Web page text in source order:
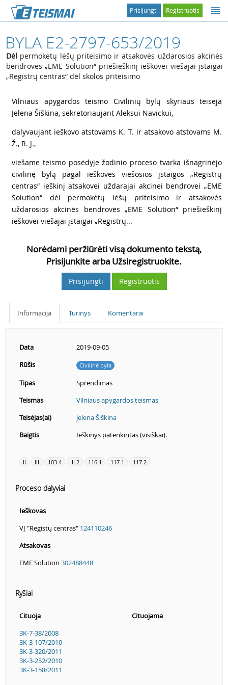
Registruotis
Prisijungti
BYLA E2-2797-653/2019
Dėl permokėtų lėšų priteisimo ir atsakovės uždarosios akcinės
bendrovės „EME Solution“ priešieškinį ieškovei viešajai įstaigai
„Registrų centras“ dėl skolos priteisimo
Vilniaus apygardos teismo Civilinių bylų skyriaus teisėja
Jelena Šiškina, sekretoriaujant Aleksui Navickui,
dalyvaujant ieškovo atstovams K. T. ir atsakovo atstovams M.
Ž., R. J.,
viešame teismo posėdyje žodinio proceso tvarka išnagrinėjo
civilinę bylą pagal ieškovės viešosios įstaigos „Registrų
centras“ ieškinį atsakovei uždarajai akcinei bendrovei „EME
Solution“ dėl permokėtų lėšų priteisimo ir atsakovės
uždarosios akcinės bendrovės „EME Solution“ priešieškinį
ieškovei viešajai įstaigai „Registrų...
Norėdami peržiūrėti visą dokumento tekstą,
Prisijunkite arba Užsiregistruokite.
Prisijungti Registruotis
Informacija Turinys Komentarai
Data
2019-09-05
Rūšis
Civilinė byla
Tipas
Sprendimas
Teismas
Vilniaus apygardos teismas
Teisėjas(ai)
Jelena Šiškina
Baigtis
Ieškinys patenkintas (visiškai).
II III 103.4 III.2 116.1 117.1 117.2
Proceso dalyviai
Ieškovas
VĮ "Registų centras" 124110246
Atsakovas
EME Solution 302488448
Ryšiai
Cituoja
Cituojama
3K-7-38/2008
3K-3-107/2010
3K-3-320/2011
3K-3-252/2010
3K-3-158/2011